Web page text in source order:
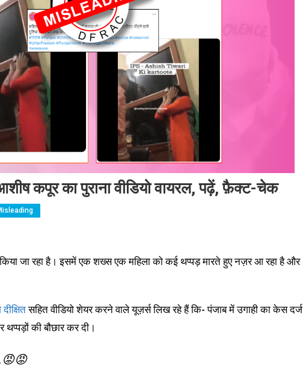
कपूर का पुराना वीडियो वायरल, पढ़ें, फ़ैक्ट-चेक
किया जा रहा है। इसमें एक शख्स एक महिला को कई थप्पड़ मारते हुए नज़र आ रहा है और
सहित वीडियो शेयर करने वाले यूज़र्स लिख रहे हैं कि- पंजाब में उगाही का केस दर्ज
की बौछार कर दी।